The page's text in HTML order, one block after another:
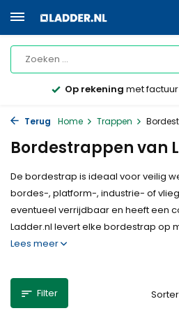
Op rekening met
Terug Home Trappen
Bordestrappen van
De bordestrap is ideaal voor veilig
bordes-, platform-, industrie- of
eventueel verrijdbaar en heeft een
Ladder.nl levert elke bordestrap op
Lees meer
Filter